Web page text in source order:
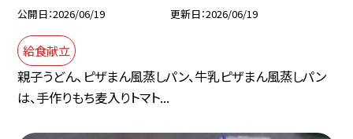
公開日 2026/06/19 更新日 2026/06/19
給食献立
親子うどん、ピザまん風蒸しパン、牛乳ピザまん風蒸しパン
は、手作りもち麦入りトマト...